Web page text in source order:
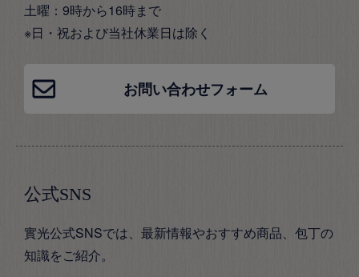
土曜：9時から16時まで
※日・祝および当社休業日は除く
お問い合わせフォーム
公式SNS
實光公式SNSでは、最新情報やおすすめ商品、包丁の
知識をご紹介。